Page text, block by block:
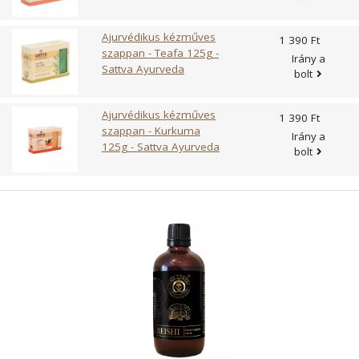
Ajurvédikus kézműves
szappan - Teafa 125g -
Sattva Ayurveda
1 390 Ft
Irány a
bolt
Ajurvédikus kézműves
szappan - Kurkuma
125g - Sattva Ayurveda
1 390 Ft
Irány a
bolt